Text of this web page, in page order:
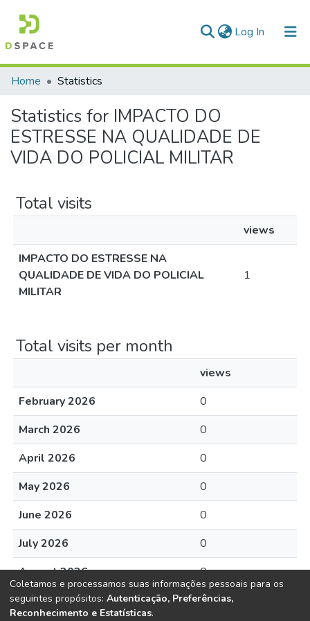
Log In (current)
Communities & Collections
All of DSpace
Home Statistics
Statistics for IMPACTO DO
ESTRESSE NA QUALIDADE DE
VIDA DO POLICIAL MILITAR
Total visits
views
IMPACTO DO ESTRESSE NA
QUALIDADE DE VIDA DO POLICIAL
MILITAR
1
Total visits per month
views
February 2026
0
March 2026
0
April 2026
0
May 2026
0
June 2026
0
July 2026
0
August 2026
0
Coletamos e processamos suas informações pessoais para os
seguintes propósitos: Autenticação, Preferências,
Reconhecimento e Estatísticas.